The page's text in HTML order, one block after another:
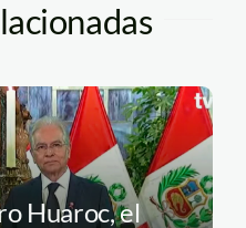
Huaroc, el